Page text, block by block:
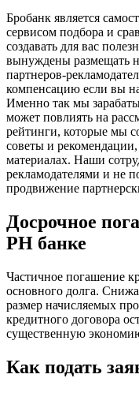
Бробанк является
сервисом подбора и
создавать для вас
вынуждены размещать
партнеров-
компенсацию если вы
Именно так мы
может повлиять на
рейтинги, которые мы
советы и
материалах. Наши
рекламодателями и не
продвижение
Досрочное
РН банке
Частичное погашение
основного долга.
размер начисляемых
кредитного договора
существенную
Как подать